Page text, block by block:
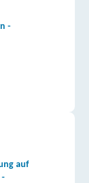
-
auf
-